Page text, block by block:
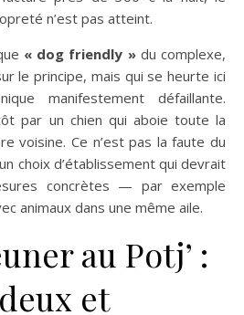
n’est pas atteint.
« dog friendly »du complexe,
le principe, mais qui se heurte ici
manifestement défaillante.
par un chien qui aboie toute la
voisine. Ce n’est pas la faute du
choix d’établissement qui devrait
concrètes — par exemple
animaux dans une même aile.
au Potj’ :
et